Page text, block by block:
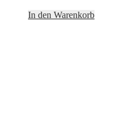
In den Warenkorb